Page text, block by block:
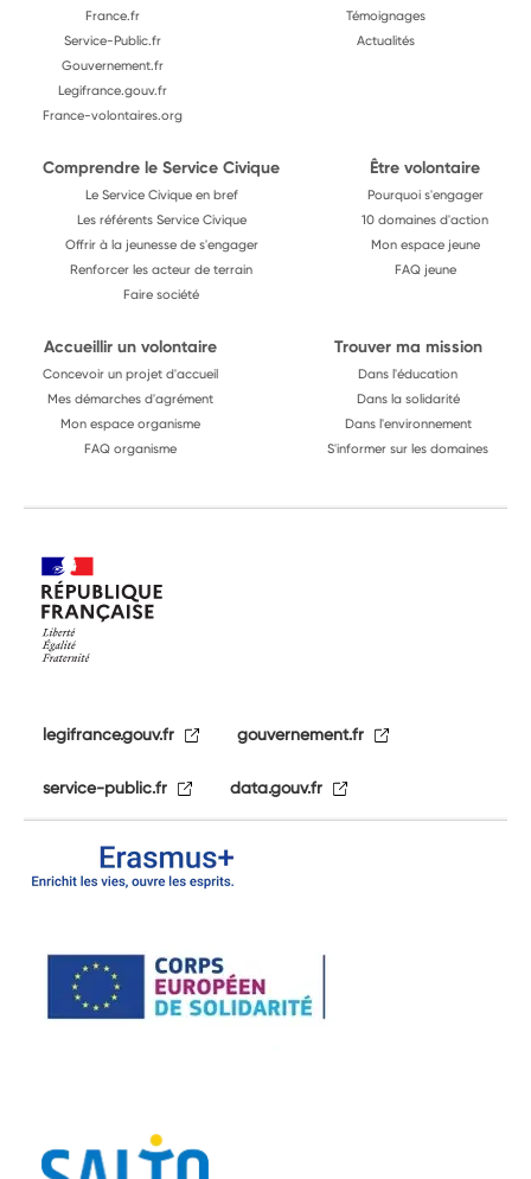
France.fr
Service-Public.fr
Gouvernement.fr
Legifrance.gouv.fr
France-volontaires.org
Témoignages
Actualités
Comprendre le Service Civique
Le Service Civique en bref
Les référents Service Civique
Offrir à la jeunesse de s'engager
Renforcer les acteur de terrain
Faire société
Être volontaire
Pourquoi s'engager
10 domaines d'action
Mon espace jeune
FAQ jeune
Accueillir un volontaire
Concevoir un projet d'accueil
Mes démarches d'agrément
Mon espace organisme
FAQ organisme
Trouver ma mission
Dans l'éducation
Dans la solidarité
Dans l'environnement
S'informer sur les domaines
legifrance.gouv.fr gouvernement.fr
service-public.fr data.gouv.fr